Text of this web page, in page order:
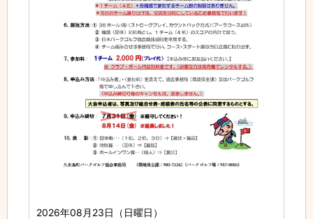
2026年08月23日（日曜日）